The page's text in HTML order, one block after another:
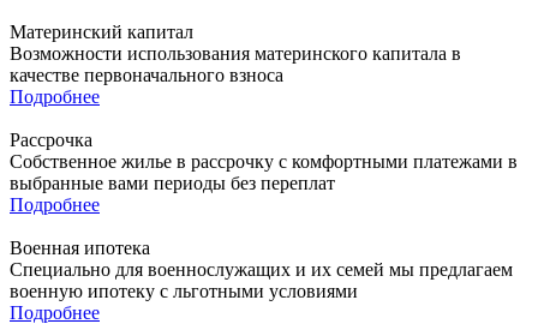
Материнский капитал
Возможности использования материнского капитала в
качестве первоначального взноса
Подробнее
Рассрочка
Собственное жилье в рассрочку с комфортными платежами в
выбранные вами периоды без переплат
Подробнее
Военная ипотека
Специально для военнослужащих и их семей мы предлагаем
военную ипотеку с льготными условиями
Подробнее